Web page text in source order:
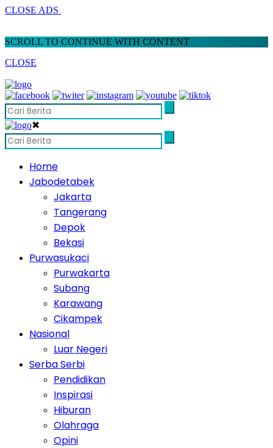
CLOSE ADS
SCROLL TO CONTINUE WITH CONTENT
CLOSE
✖
Home
Jabodetabek
Jakarta
Tangerang
Depok
Bekasi
Purwasukaci
Purwakarta
Subang
Karawang
Cikampek
Nasional
Luar Negeri
Serba Serbi
Pendidikan
Inspirasi
Hiburan
Olahraga
Opini